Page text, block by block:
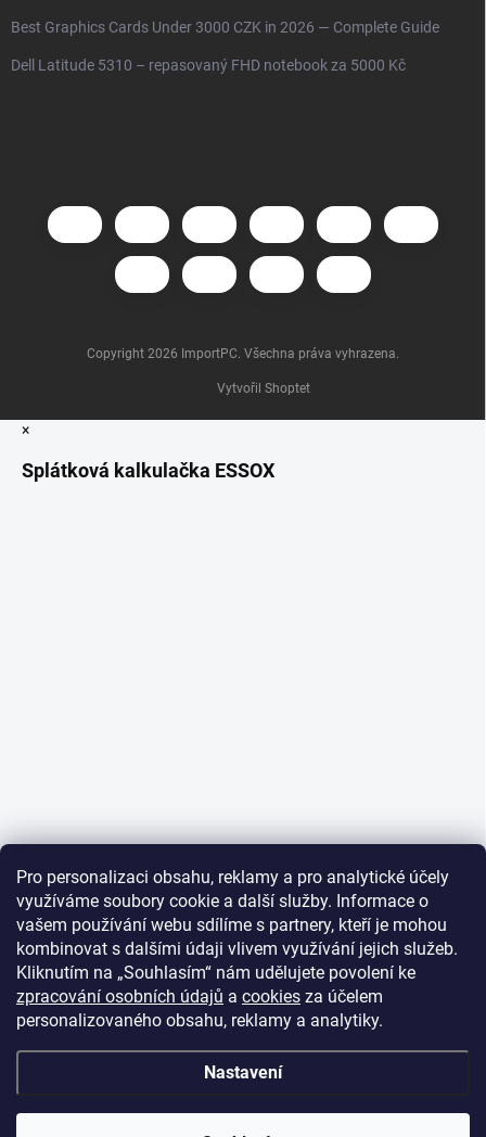
Pro personalizaci obsahu, reklamy a pro analytické účely
využíváme soubory cookie a další služby. Informace o
vašem používání webu sdílíme s partnery, kteří je mohou
kombinovat s dalšími údaji vlivem využívání jejich služeb.
Kliknutím na „Souhlasím“ nám udělujete povolení ke
zpracování osobních údajů a cookies za účelem
personalizovaného obsahu, reklamy a analytiky.
Nastavení
Best Graphics Cards Under 3000 CZK in 2026 — Complete Guide
Dell Latitude 5310 – repasovaný FHD notebook za 5000 Kč
Vytvořil Shoptet
Copyright 2026 ImportPC. Všechna práva vyhrazena.
×
Splátková kalkulačka ESSOX